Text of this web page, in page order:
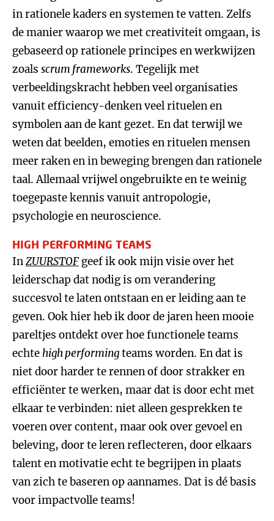
in rationele kaders en systemen te vatten. Zelfs
de manier waarop we met creativiteit omgaan, is
gebaseerd op rationele principes en werkwijzen
zoals scrum frameworks. Tegelijk met
verbeeldingskracht hebben veel organisaties
vanuit efficiency-denken veel rituelen en
symbolen aan de kant gezet. En dat terwijl we
weten dat beelden, emoties en rituelen mensen
meer raken en in beweging brengen dan rationele
taal. Allemaal vrijwel ongebruikte en te weinig
toegepaste kennis vanuit antropologie,
psychologie en neuroscience.
HIGH PERFORMING TEAMS
InZUURSTOFgeef ik ook mijn visie over het
leiderschap dat nodig is om verandering
succesvol te laten ontstaan en er leiding aan te
geven. Ook hier heb ik door de jaren heen mooie
pareltjes ontdekt over hoe functionele teams
echtehigh performingteams worden. En dat is
niet door harder te rennen of door strakker en
efficiënter te werken, maar dat is door echt met
elkaar te verbinden: niet alleen gesprekken te
voeren over content, maar ook over gevoel en
beleving, door te leren reflecteren, door elkaars
talent en motivatie echt te begrijpen in plaats
van zich te baseren op aannames. Dat is dé basis
voor impactvolle teams!